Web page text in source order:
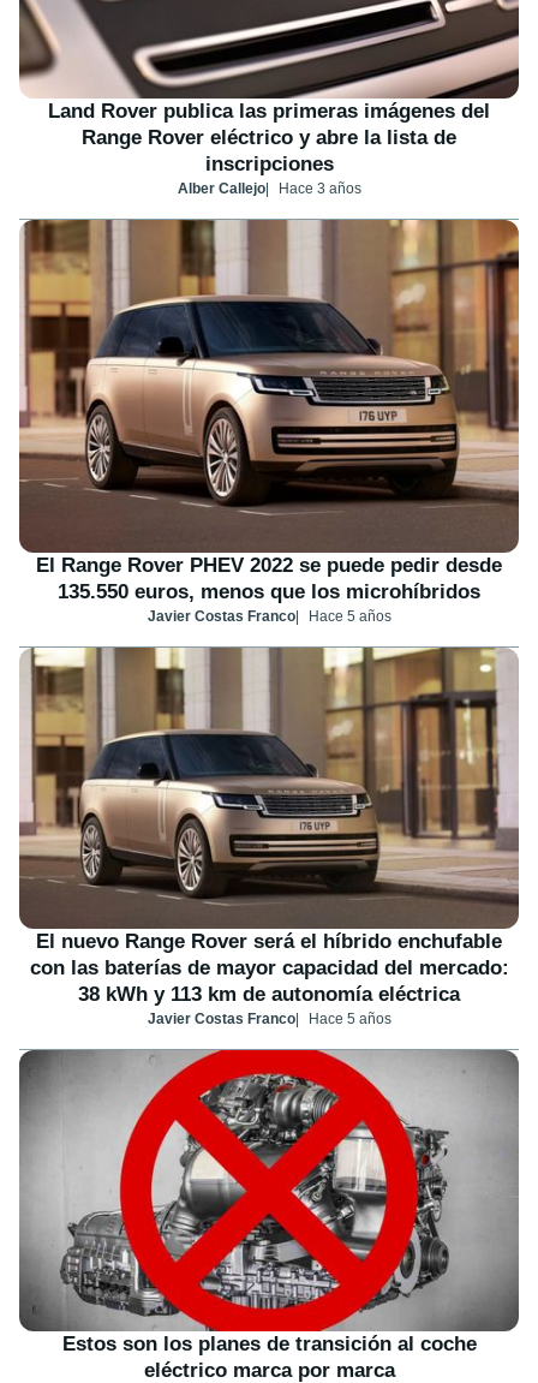
Land Rover publica las primeras imágenes del
Range Rover eléctrico y abre la lista de
inscripciones
Alber Callejo Hace 3 años
El Range Rover PHEV 2022 se puede pedir desde
135.550 euros, menos que los microhíbridos
Javier Costas Franco Hace 5 años
El nuevo Range Rover será el híbrido enchufable
con las baterías de mayor capacidad del mercado:
38 kWh y 113 km de autonomía eléctrica
Javier Costas Franco Hace 5 años
Estos son los planes de transición al coche
eléctrico marca por marca